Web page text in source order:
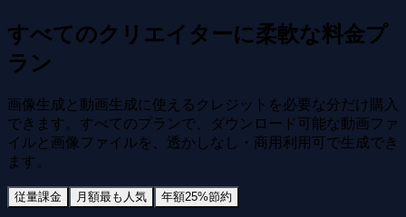
すべてのクリエイターに柔軟な料金プ
ラン
画像生成と動画生成に使えるクレジットを必要な分だけ購入
できます。すべてのプランで、ダウンロード可能な動画ファ
イルと画像ファイルを、透かしなし・商用利用可で生成でき
ます。
従量課金 月額最も人気 年額25%節約